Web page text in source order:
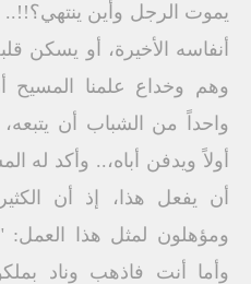
يموت الرجل وأين ينتهي؟!!..
أنفاسه الأخيرة، أو يسكن
وهم وخداع علمنا المسيح
واحداً من الشباب أن
أولاً ويدفن أباه،.. وأكد
أن يفعل هذا، إذ أن
ومؤهلون لمثل هذا العمل:
وأما أنت فاذهب وناد